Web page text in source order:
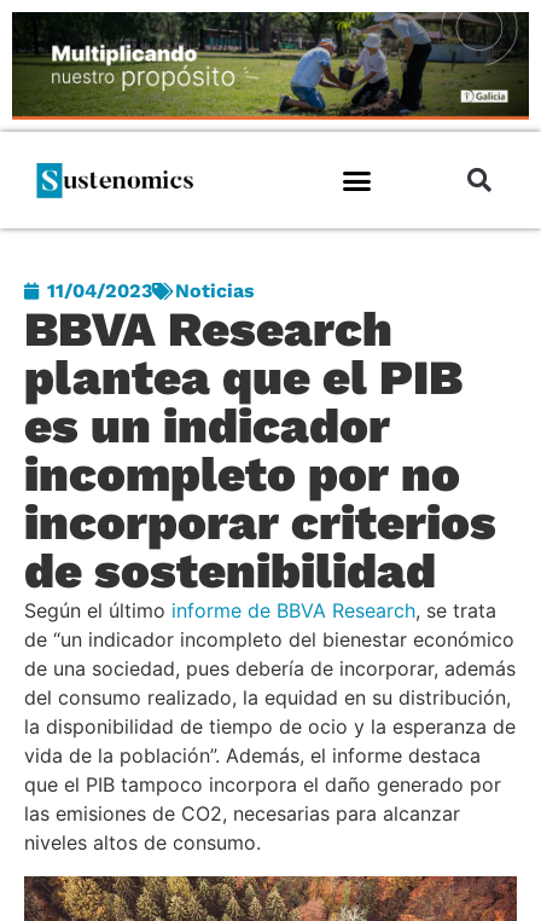
11/04/2023 Noticias
BBVA Research
plantea que el PIB
es un indicador
incompleto por no
incorporar criterios
de sostenibilidad
Según el último informe de BBVA Research, se trata
de “un indicador incompleto del bienestar económico
de una sociedad, pues debería de incorporar, además
del consumo realizado, la equidad en su distribución,
la disponibilidad de tiempo de ocio y la esperanza de
vida de la población”. Además, el informe destaca
que el PIB tampoco incorpora el daño generado por
las emisiones de CO2, necesarias para alcanzar
niveles altos de consumo.